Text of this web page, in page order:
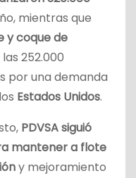
mientras que
y coque de
252.000
por una demanda
Estados Unidos.
PDVSA siguió
mantener a flote
y mejoramiento